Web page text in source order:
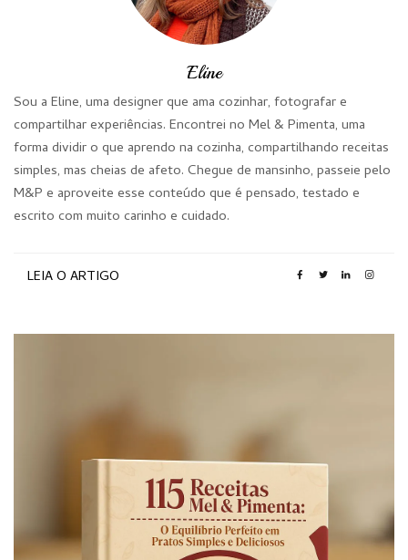
Eline
Sou a Eline, uma designer que ama cozinhar, fotografar e
compartilhar experiências. Encontrei no Mel & Pimenta, uma
forma dividir o que aprendo na cozinha, compartilhando receitas
simples, mas cheias de afeto. Chegue de mansinho, passeie pelo
M&P e aproveite esse conteúdo que é pensado, testado e
escrito com muito carinho e cuidado.
LEIA O ARTIGO